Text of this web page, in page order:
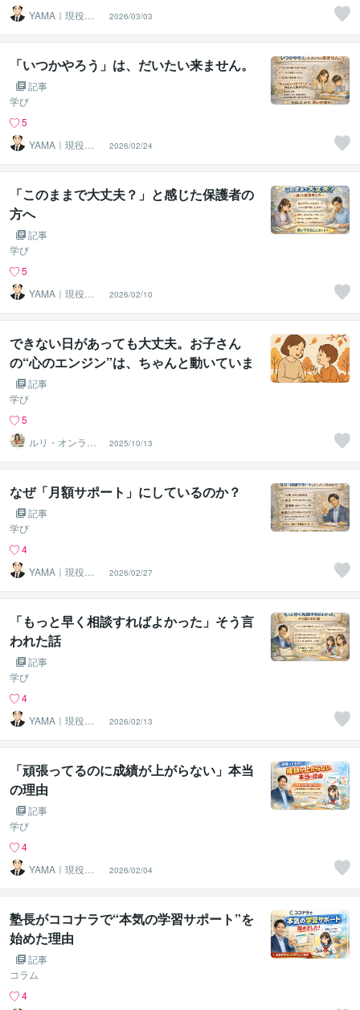
YAMA｜現役の
2026/03/03
「いつかやろう」は、だいたい来ません。
記事
学び
5
YAMA｜現役の
2026/02/24
「このままで大丈夫？」と感じた保護者の
方へ
記事
学び
5
YAMA｜現役の
2026/02/10
できない日があっても大丈夫。お子さん
の“心のエンジン”は、ちゃんと動いていま
す 記事
学び
5
ルリ・オンライ
ンスクール
2025/10/13
なぜ「月額サポート」にしているのか？
記事
学び
4
YAMA｜現役の
2026/02/27
「もっと早く相談すればよかった」そう言
われた話
記事
学び
4
YAMA｜現役の
2026/02/13
「頑張ってるのに成績が上がらない」本当
の理由
記事
学び
4
YAMA｜現役の
2026/02/04
塾長がココナラで“本気の学習サポート”を
始めた理由
記事
コラム
4